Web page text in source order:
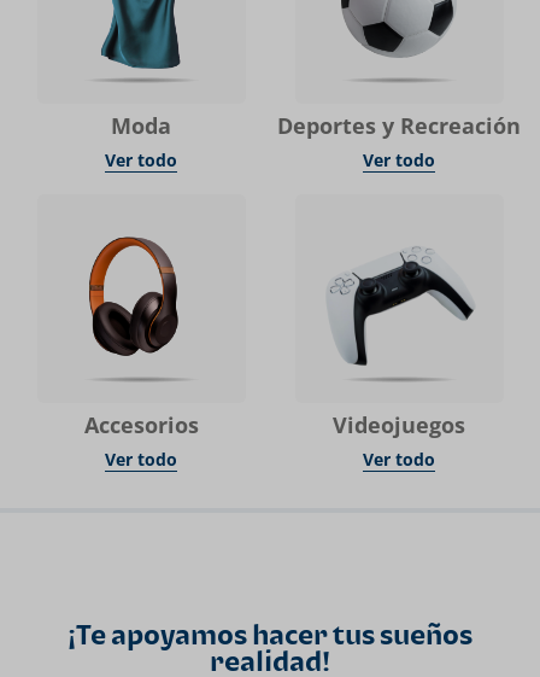
Moda
Ver todo
Deportes y Recreación
Ver todo
Accesorios
Ver todo
Videojuegos
Ver todo
¡Te apoyamos hacer tus sueños
realidad!